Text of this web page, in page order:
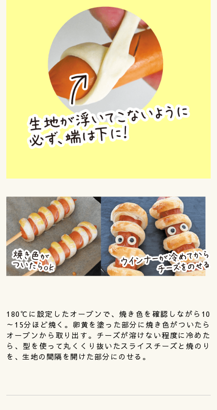
180℃に設定したオーブンで、焼き色を確認しながら10
～15分ほど焼く。卵黄を塗った部分に焼き色がついたら
オーブンから取り出す。チーズが溶けない程度に冷めた
ら、型を使って丸くくり抜いたスライスチーズと焼のり
を、生地の間隔を開けた部分にのせる。